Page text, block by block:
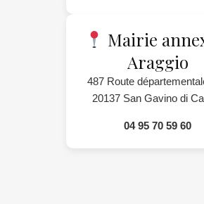
Mairie
Araggio
487 Route
20137 San Gavino di
04 95 70 59 60